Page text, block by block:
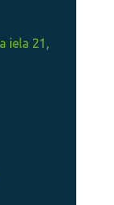
iela 21,